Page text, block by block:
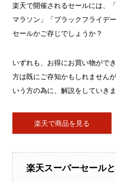
楽天で開催されるセールには、
マラソン」「ブラックフライデ
セールかご存じでしょうか？
いずれも、お得にお買い物がで
方は既にご存知かもしれません
いう方の為に、解説をしていきま
楽天で商品を見る
楽天スーパーセール